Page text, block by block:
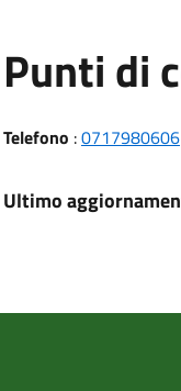
Punti di
Telefono :0717980606
Ultimo